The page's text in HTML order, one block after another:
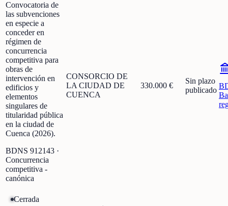
Convocatoria de
las subvenciones
en especie a
conceder en
régimen de
concurrencia
competitiva para
obras de
intervención en
edificios y
elementos
singulares de
titularidad pública
en la ciudad de
Cuenca (2026).
BDNS 912143 ·
Concurrencia
competitiva -
canónica
CONSORCIO DE
LA CIUDAD DE
CUENCA
330.000 €
Sin plazo
publicado
Cerrada